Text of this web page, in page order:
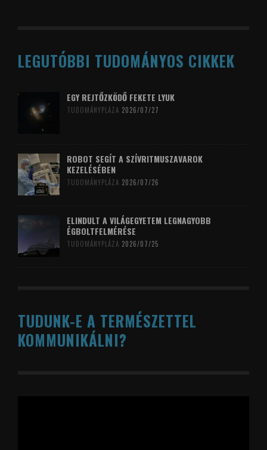
LEGUTÓBBI TUDOMÁNYOS CIKKEK
EGY REJTŐZKÖDŐ FEKETE LYUK
TUDOMÁNYPLÁZA 2026/07/27
ROBOT SEGÍT A SZÍVRITMUSZAVAROK
KEZELÉSÉBEN
TUDOMÁNYPLÁZA 2026/07/26
ELINDULT A VILÁGEGYETEM LEGNAGYOBB
ÉGBOLTFELMÉRÉSE
TUDOMÁNYPLÁZA 2026/07/25
TUDUNK-E A TERMÉSZETTEL
KOMMUNIKÁLNI?